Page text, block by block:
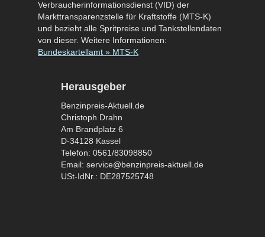
Verbraucherinformationsdienst (VID) der
Markttransparenzstelle für Kraftstoffe (MTS-K)
und bezieht alle Spritpreise und Tankstellendaten
von dieser. Weitere Informationen:
Bundeskartellamt » MTS-K
Herausgeber
Benzinpreis-Aktuell.de
Christoph Drahn
Am Brandplatz 6
D-34128 Kassel
Telefon: 0561/83098850
Email: service@benzinpreis-aktuell.de
USt-IdNr.: DE287525748